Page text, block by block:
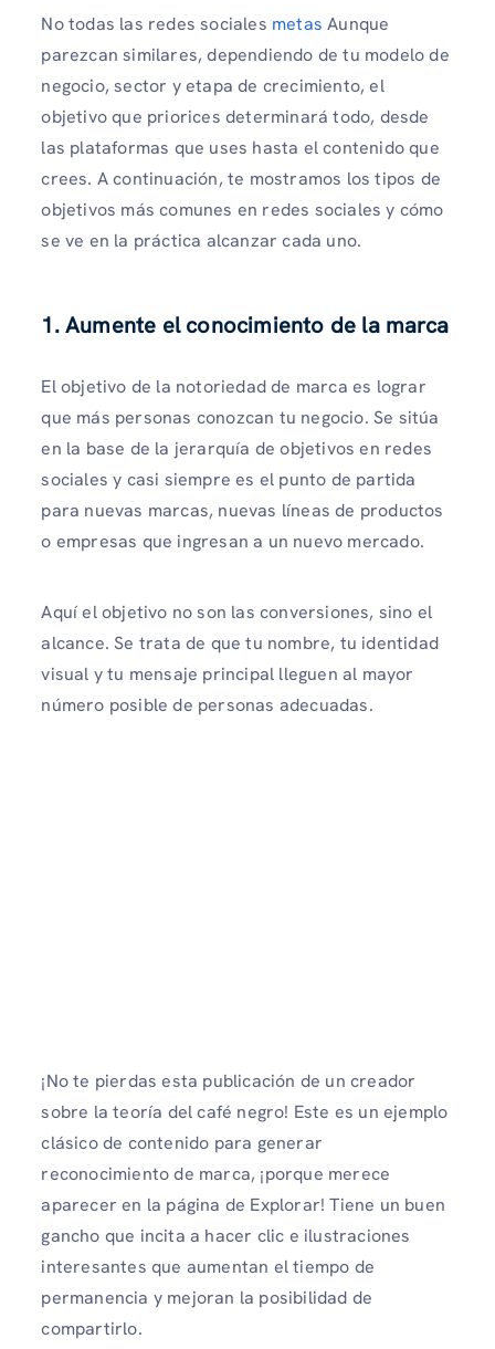
No todas las redes sociales metasAunque
parezcan similares, dependiendo de tu modelo de
negocio, sector y etapa de crecimiento, el
objetivo que priorices determinará todo, desde
las plataformas que uses hasta el contenido que
crees. A continuación, te mostramos los tipos de
objetivos más comunes en redes sociales y cómo
se ve en la práctica alcanzar cada uno.
1. Aumente el conocimiento de la marca
El objetivo de la notoriedad de marca es lograr
que más personas conozcan tu negocio. Se sitúa
en la base de la jerarquía de objetivos en redes
sociales y casi siempre es el punto de partida
para nuevas marcas, nuevas líneas de productos
o empresas que ingresan a un nuevo mercado.
Aquí el objetivo no son las conversiones, sino el
alcance. Se trata de que tu nombre, tu identidad
visual y tu mensaje principal lleguen al mayor
número posible de personas adecuadas.
¡No te pierdas esta publicación de un creador
sobre la teoría del café negro! Este es un ejemplo
clásico de contenido para generar
reconocimiento de marca, ¡porque merece
aparecer en la página de Explorar! Tiene un buen
gancho que incita a hacer clic e ilustraciones
interesantes que aumentan el tiempo de
permanencia y mejoran la posibilidad de
compartirlo.